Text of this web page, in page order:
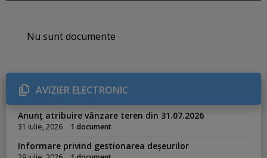
Nu sunt documente
AVIZIER ELECTRONIC
Anunț atribuire vânzare teren din 31.07.2026
31 iulie, 2026 1 document
Informare privind gestionarea deșeurilor